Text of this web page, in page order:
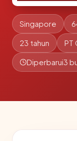
Singapore
23 tahun PT
Diperbarui3